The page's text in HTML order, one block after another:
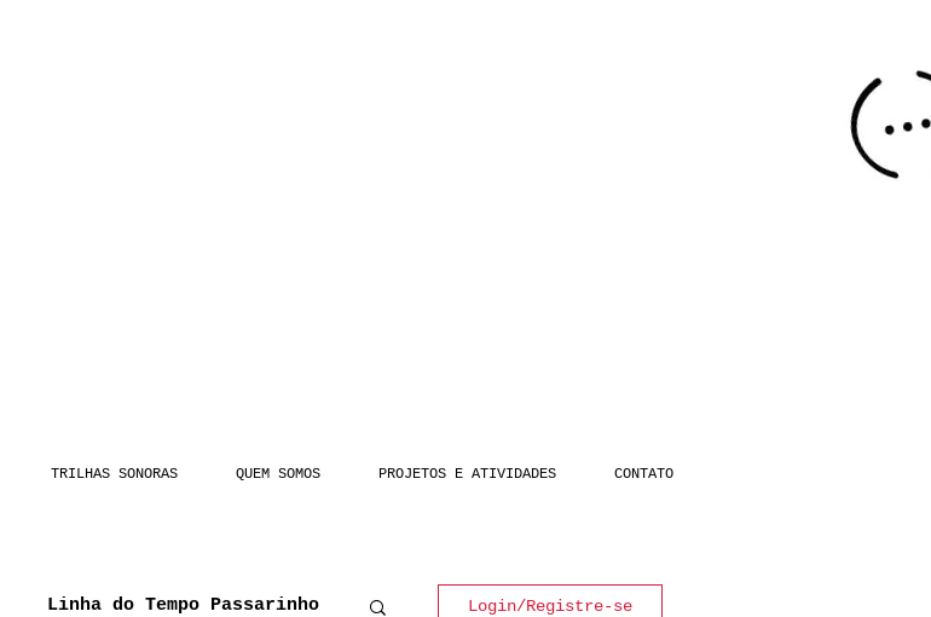
TRILHAS SONORAS QUEM SOMOS PROJETOS E ATIVIDADES CONTATO
Linha do Tempo Passarinho Login/Registre-se